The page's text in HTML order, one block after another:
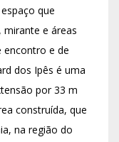
que
e áreas
encontro e de
dos Ipês é uma
por 33 m
construída, que
na região do